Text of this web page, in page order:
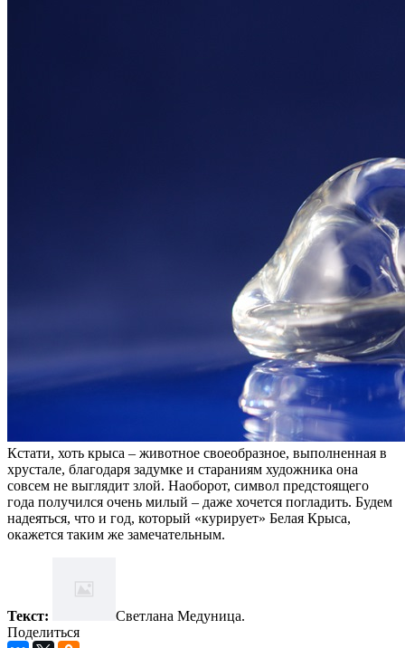
Кстати, хоть крыса – животное своеобразное, выполненная в
хрустале, благодаря задумке и стараниям художника она
совсем не выглядит злой. Наоборот, символ предстоящего
года получился очень милый – даже хочется погладить. Будем
надеяться, что и год, который «курирует» Белая Крыса,
окажется таким же замечательным.
Текст:
Светлана Медуница.
Поделиться